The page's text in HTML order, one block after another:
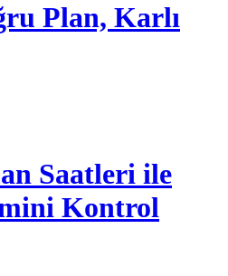
Plan, Karlı
Saatleri ile
Kontrol